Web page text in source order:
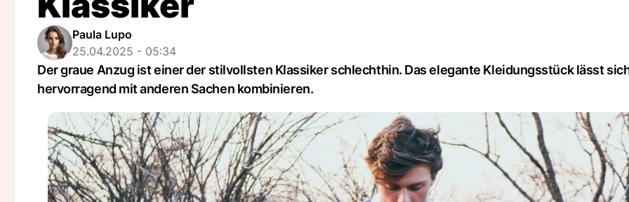
Paula Lupo
25.04.2025 - 05:34
Der graue Anzug ist einer der stilvollsten Klassiker schlechthin. Das elegante Kleidungsstück lässt
hervorragend mit anderen Sachen kombinieren.